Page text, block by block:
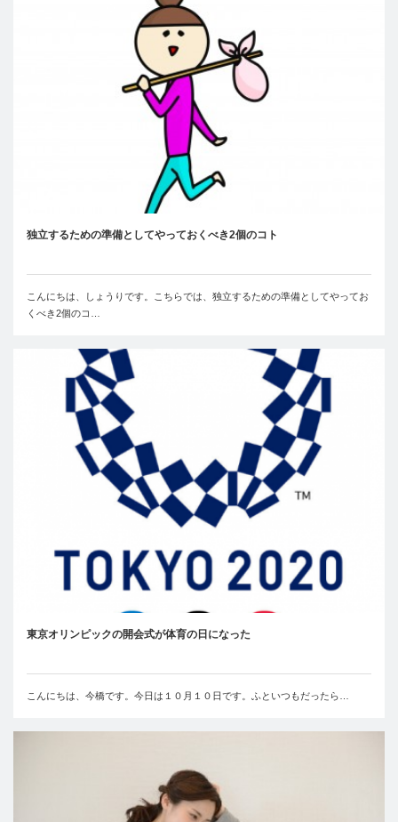
独立するための準備としてやっておくべき2個のコト
こんにちは、しょうりです。こちらでは、独立するための準備としてやってお
くべき2個のコ…
東京オリンピックの開会式が体育の日になった
こんにちは、今橋です。今日は１０月１０日です。ふといつもだったら…